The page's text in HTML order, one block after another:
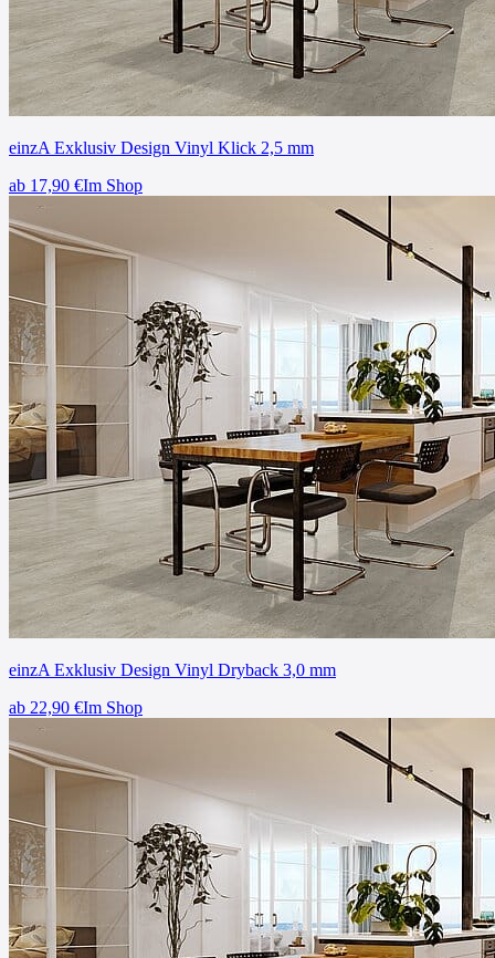
einzA Exklusiv Design Vinyl Klick 2,5 mm
ab 17,90 €Im Shop
einzA Exklusiv Design Vinyl Dryback 3,0 mm
ab 22,90 €Im Shop